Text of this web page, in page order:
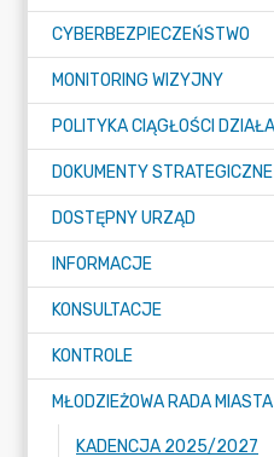
CYBERBEZPIECZEŃSTWO
MONITORING WIZYJNY
DOKUMENTY STRATEGICZNE
DOSTĘPNY URZĄD
INFORMACJE
KONSULTACJE
KONTROLE
MŁODZIEŻOWA RADA MIASTA
KADENCJA 2025/2027